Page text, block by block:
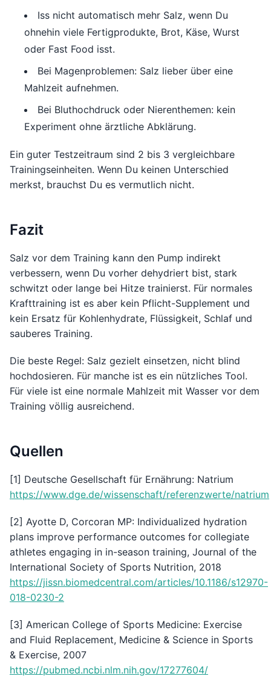
Iss nicht automatisch mehr Salz, wenn Du
ohnehin viele Fertigprodukte, Brot, Käse, Wurst
oder Fast Food isst.
Bei Magenproblemen: Salz lieber über eine
Mahlzeit aufnehmen.
Bei Bluthochdruck oder Nierenthemen: kein
Experiment ohne ärztliche Abklärung.
Ein guter Testzeitraum sind 2 bis 3 vergleichbare
Trainingseinheiten. Wenn Du keinen Unterschied
merkst, brauchst Du es vermutlich nicht.
Fazit
Salz vor dem Training kann den Pump indirekt
verbessern, wenn Du vorher dehydriert bist, stark
schwitzt oder lange bei Hitze trainierst. Für normales
Krafttraining ist es aber kein Pflicht-Supplement und
kein Ersatz für Kohlenhydrate, Flüssigkeit, Schlaf und
sauberes Training.
Die beste Regel: Salz gezielt einsetzen, nicht blind
hochdosieren. Für manche ist es ein nützliches Tool.
Für viele ist eine normale Mahlzeit mit Wasser vor dem
Training völlig ausreichend.
Quellen
[1] Deutsche Gesellschaft für Ernährung: Natrium
https://www.dge.de/wissenschaft/referenzwerte/natrium
[2] Ayotte D, Corcoran MP: Individualized hydration
plans improve performance outcomes for collegiate
athletes engaging in in-season training, Journal of the
International Society of Sports Nutrition, 2018
https://jissn.biomedcentral.com/articles/10.1186/s12970-
018-0230-2
[3] American College of Sports Medicine: Exercise
and Fluid Replacement, Medicine & Science in Sports
& Exercise, 2007
https://pubmed.ncbi.nlm.nih.gov/17277604/